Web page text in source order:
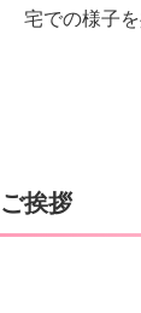
宅での様子
ご挨拶